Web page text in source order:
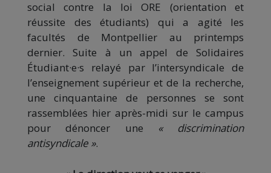
social contre la loi ORE (orientation et
réussite des étudiants) qui a agité les
facultés de Montpellier au printemps
dernier. Suite à un appel de Solidaires
Étudiant·e·s relayé par l’intersyndicale de
l’enseignement supérieur et de la recherche,
une cinquantaine de personnes se sont
rassemblées hier après-midi sur le campus
pour dénoncer une « discrimination
antisyndicale ».